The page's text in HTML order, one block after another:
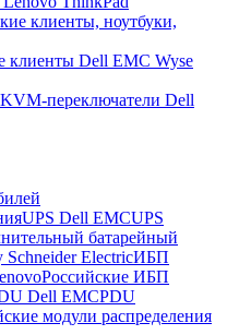
клиенты, ноутбуки,
клиенты Dell EMC Wyse
KVM-переключатели Dell
UPS Dell EMCUPS
батарейный
ElectricИБП
Российские ИБП
Dell EMCPDU
модули распределения